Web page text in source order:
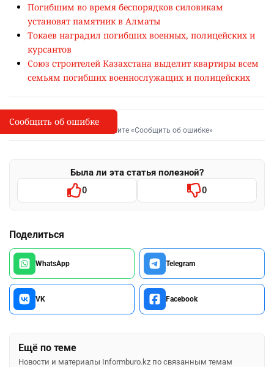
Погибшим во время беспорядков силовикам
установят памятник в Алматы
Токаев наградил погибших военных, полицейских и
курсантов
Союз строителей Казахстана выделит квартиры всем
семьям погибших военнослужащих и полицейских
I
Сообщить об опечатке
Выделите фрагмент и нажмите «Сообщить об ошибке»
Была ли эта статья полезной?
0 0
Поделиться
WhatsApp Telegram
VK Facebook
Ещё по теме
Новости и материалы Informburo.kz по связанным темам
Сообщить об ошибке